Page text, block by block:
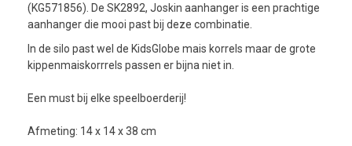
(KG571856). De SK2892, Joskin aanhanger is een prachtige
aanhanger die mooi past bij deze combinatie.
In de silo past wel de KidsGlobe mais korrels maar de grote
kippenmaiskorrrels passen er bijna niet in.
Een must bij elke speelboerderij!
Afmeting: 14 x 14 x 38 cm